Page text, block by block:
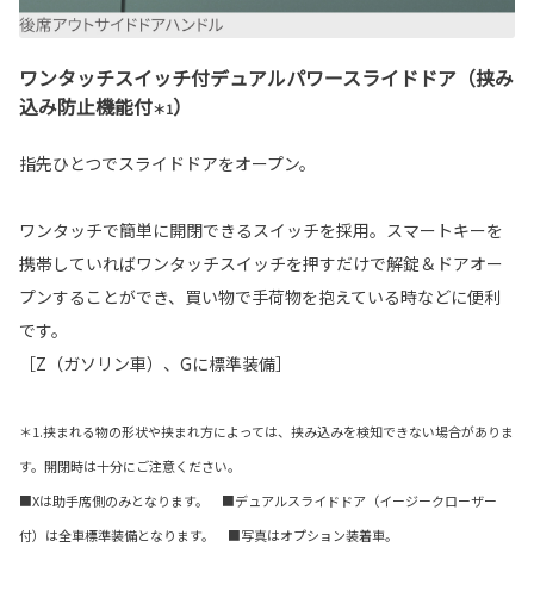
ワンタッチスイッチ付デュアルパワースライドドア（挟み
込み防止機能付＊1）
指先ひとつでスライドドアをオープン。
ワンタッチで簡単に開閉できるスイッチを採用。スマートキーを
携帯していればワンタッチスイッチを押すだけで解錠＆ドアオー
プンすることができ、買い物で手荷物を抱えている時などに便利
です。
［Z（ガソリン車）、Gに標準装備］
＊1.挟まれる物の形状や挟まれ方によっては、挟み込みを検知できない場合がありま
す。開閉時は十分にご注意ください。
■Xは助手席側のみとなります。 ■デュアルスライドドア（イージークローザー
付）は全車標準装備となります。 ■写真はオプション装着車。